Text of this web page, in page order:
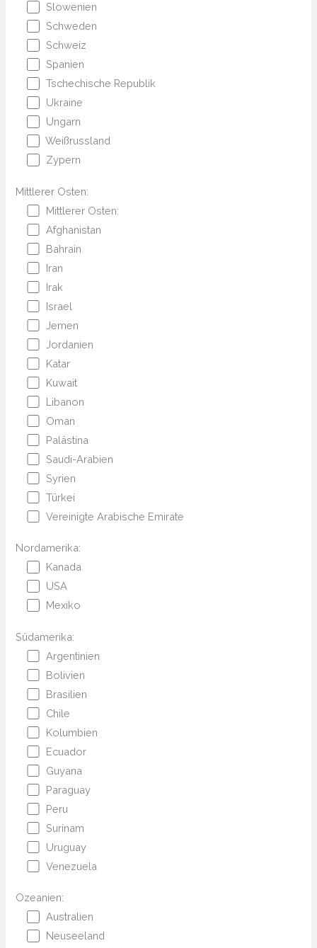
Slowenien
Schweden
Schweiz
Spanien
Tschechische Republik
Ukraine
Ungarn
Weißrussland
Zypern
Mittlerer Osten:
Mittlerer Osten:
Afghanistan
Bahrain
Iran
Irak
Israel
Jemen
Jordanien
Katar
Kuwait
Libanon
Oman
Palästina
Saudi-Arabien
Syrien
Türkei
Vereinigte Arabische Emirate
Nordamerika:
Kanada
USA
Mexiko
Südamerika:
Argentinien
Bolivien
Brasilien
Chile
Kolumbien
Ecuador
Guyana
Paraguay
Peru
Surinam
Uruguay
Venezuela
Ozeanien:
Australien
Neuseeland